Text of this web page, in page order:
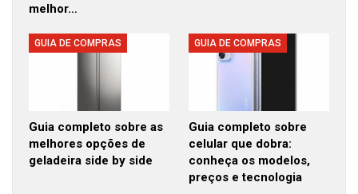
melhor…
GUIA DE COMPRAS
Guia completo sobre as
melhores opções de
geladeira side by side
GUIA DE COMPRAS
Guia completo sobre
celular que dobra:
conheça os modelos,
preços e tecnologia